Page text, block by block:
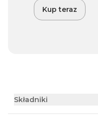
Kup teraz
Składniki